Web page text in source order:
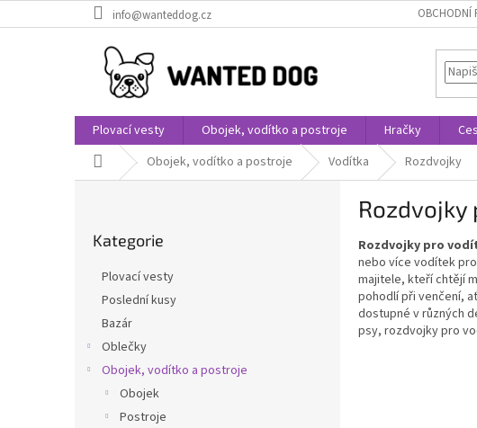
na
info@wanteddog.cz OBCHODNÍ
Plovací vesty Obojek, vodítko a postroje Hračky
Domů Obojek, vodítko a postroje Vodítka Rozdvojky
kategorie
Kategorie
Plovací vesty
Poslední kusy
Bazár
Oblečky
Obojek, vodítko a postroje
Obojek
Postroje
Rozdvojky
Rozdvojky pro
nebo více vodítek
majitele, kteří chtějí
pohodlí při venčení,
dostupné v různých
psy, rozdvojky pro